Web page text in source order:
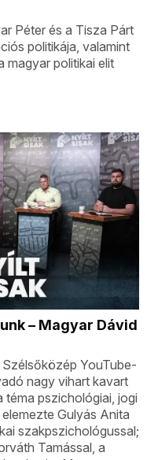
Péter és a Tisza Párt
politikája, valamint
magyar politikai elit
– Magyar Dávid
YouTube-
nagy vihart kavart
pszichológiai, jogi
Gulyás Anita
szakpszichológussal;
Tamással, a